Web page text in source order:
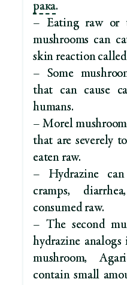
рака.
– Eating raw or
mushrooms can
skin reaction
– Some
that can cause
humans.
– Morel
that are severely
eaten raw.
– Hydrazine can
cramps,
consumed raw.
– The second
hydrazine
mushroom,
contain small